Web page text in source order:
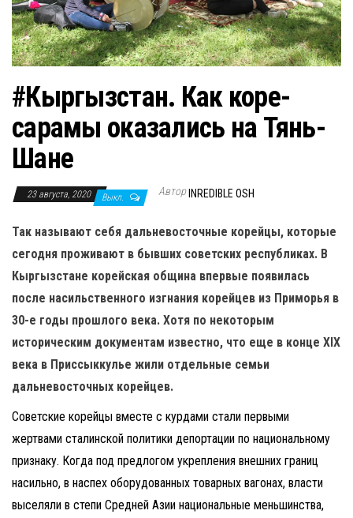
а
в
и
ц
#Кыргызстан. Как коре-
сарамы оказались на Тянь-
Шане
23 августа, 2020 Выкл. Автор INREDIBLE OSH
Так называют себя дальневосточные корейцы, которые
сегодня проживают в бывших советских республиках. В
Кыргызстане корейская община впервые появилась
после насильственного изгнания корейцев из Приморья в
30-е годы прошлого века. Хотя по некоторым
историческим документам известно, что еще в конце XIX
века в Приссыккулье жили отдельные семьи
дальневосточных корейцев.
Советские корейцы вместе с курдами стали первыми
жертвами сталинской политики депортации по национальному
признаку. Когда под предлогом укрепления внешних границ
насильно, в наспех оборудованных товарных вагонах, власти
выселяли в степи Средней Азии национальные меньшинства,